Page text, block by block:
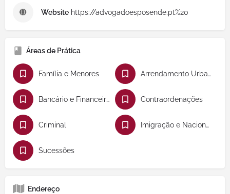
Website https://advogadoesposende.pt%20
Áreas de Prática
Família e Menores Arrendamento Urbano
Bancário e Financeiro Contraordenações
Criminal Imigração e Nacionalidade
Sucessões
Endereço